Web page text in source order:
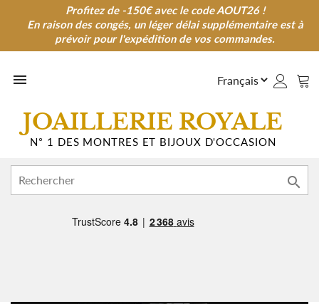
Profitez de -150€ avec le code AOUT26 !
En raison des congés, un léger délai supplémentaire est à
prévoir pour l'expédition de vos commandes.
Profitez de -150€ avec le code AOUT26 !
En raison des congés, un léger délai supplémentaire est à
prévoir pour l'expédition de vos commandes.

JOAILLERIE ROYALE
N° 1 DES MONTRES ET BIJOUX D'OCCASION
